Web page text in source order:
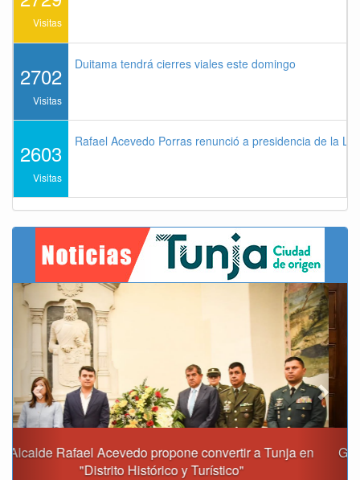
Visitas
2702
Visitas
Duitama tendrá cierres viales este domingo
2603
Visitas
Rafael Acevedo Porras renunció a presidencia de la
Gobernación y Alcaldía de Tunja revisan 120 proyectos
con inversiones superiores a $385.000 millones
Previous Next